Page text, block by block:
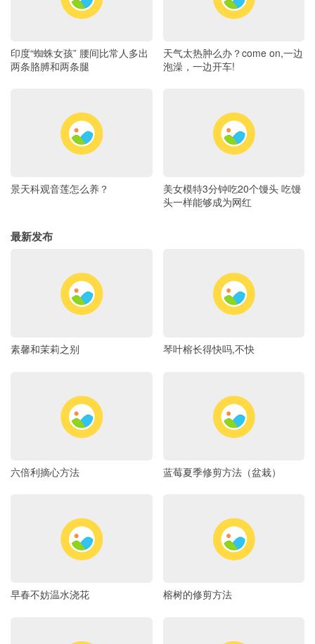
印度“蜘蛛女孩” 腰间比常人多出
两条胳膊和两条腿
天气太热肿么办？come on,一边
泡澡，一边开车!
景天科观音莲怎么养？
美女模特3分钟吃20个馒头 吃馒
头一样能够成为网红
最新发布
素馨和茉莉之别 琴叶榕长得快吗,不快
六倍利摘心方法 蓝莓夏季修剪方法（盆栽）
早春不妨温水浇花 榕树的修剪方法